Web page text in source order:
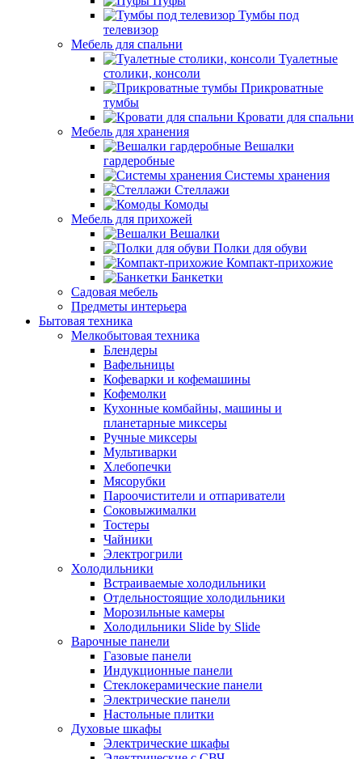
Тумбы под
телевизор
Мебель для спальни
Туалетные
столики, консоли
Прикроватные
тумбы
Кровати для спальни
Мебель для хранения
Вешалки
гардеробные
Системы хранения
Стеллажи
Комоды
Мебель для прихожей
Вешалки
Полки для обуви
Компакт-прихожие
Банкетки
Садовая мебель
Предметы интерьера
Бытовая техника
Мелкобытовая техника
Блендеры
Вафельницы
Кофеварки и кофемашины
Кофемолки
Кухонные комбайны, машины и
планетарные миксеры
Ручные миксеры
Мультиварки
Хлебопечки
Мясорубки
Пароочистители и отпариватели
Соковыжималки
Тостеры
Чайники
Электрогрили
Холодильники
Встраиваемые холодильники
Отдельностоящие холодильники
Морозильные камеры
Холодильники Slide by Slide
Варочные панели
Газовые панели
Индукционные панели
Стеклокерамические панели
Электрические панели
Настольные плитки
Духовые шкафы
Электрические шкафы